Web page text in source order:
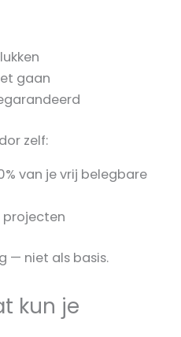
gaan
zelf:
van je vrij belegbare
projecten
— niet als basis.
kun je